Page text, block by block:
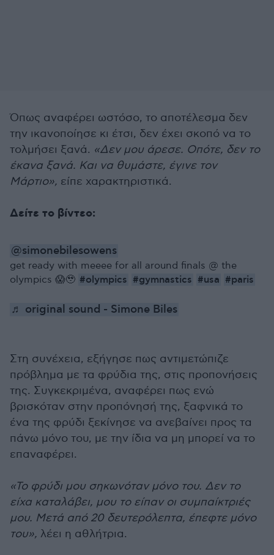
Όπως αναφέρει ωστόσο, το αποτέλεσμα δεν
την ικανοποίησε κι έτσι, δεν έχει σκοπό να το
τολμήσει ξανά. «Δεν μου άρεσε. Οπότε, δεν το
έκανα ξανά. Και να θυμάστε, έγινε τον
Μάρτιο», είπε χαρακτηριστικά.
Δείτε το βίντεο:
@simonebilesowens
get ready with meeee for all around finals @ the
olympics 😱🥹 #olympics #gymnastics #usa #paris
♬ original sound - Simone Biles
Στη συνέχεια, εξήγησε πως αντιμετώπιζε
πρόβλημα με τα φρύδια της, στις προπονήσεις
της. Συγκεκριμένα, αναφέρει πως ενώ
βρισκόταν στην προπόνησή της, ξαφνικά το
ένα της φρύδι ξεκίνησε να ανεβαίνει προς τα
πάνω μόνο του, με την ίδια να μη μπορεί να το
επαναφέρει.
«Το φρύδι μου σηκωνόταν μόνο του. Δεν το
είχα καταλάβει, μου το είπαν οι συμπαίκτριές
μου. Μετά από 20 δευτερόλεπτα, έπεφτε μόνο
του», λέει η αθλήτρια.